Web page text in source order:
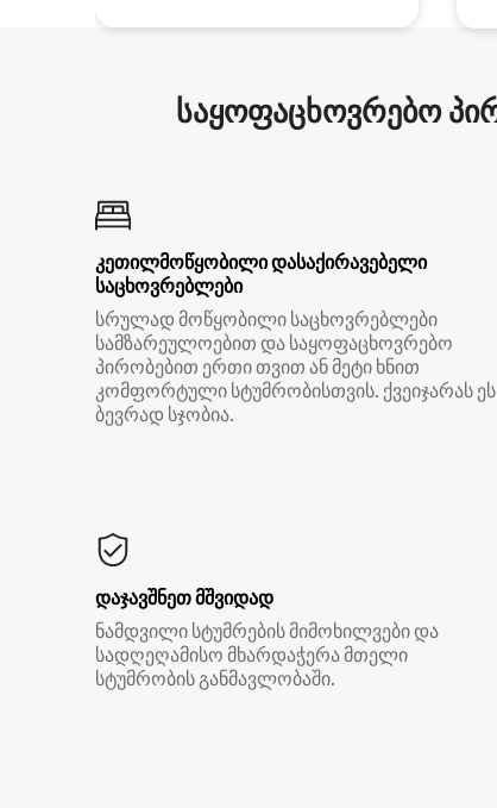
საყოფაცხოვრებო
კეთილმოწყობილი დასაქირავებელი
საცხოვრებლები
სრულად მოწყობილი საცხოვრებლები
სამზარეულოებით და საყოფაცხოვრებო
პირობებით ერთი თვით ან მეტი ხნით
კომფორტული სტუმრობისთვის. ქვეიჯარას ეს
ბევრად სჯობია.
დაჯავშნეთ მშვიდად
ნამდვილი სტუმრების მიმოხილვები და
სადღეღამისო მხარდაჭერა მთელი
სტუმრობის განმავლობაში.